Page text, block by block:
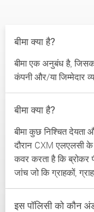
बीमा क्या है?
बीमा एक अनुबंध है, जिसका
कंपनी और/या जिम्मेदार
बीमा क्या है?
बीमा कुछ निश्चित देयता
दौरान CXM एलएलसी
कवर करता है कि ब्रोकर
जांच जो कि ग्राहकों,
इस पॉलिसी को कौन